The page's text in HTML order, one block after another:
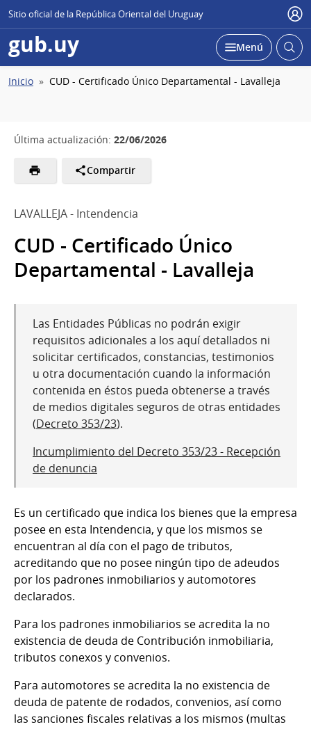
Sitio oficial de la República Oriental del Uruguay
gub.uy Desplegar
Menú Abrir
Ruta
Inicio CUD - Certificado Único Departamental - Lavalleja
Última actualización: 22/06/2026
Compartir
LAVALLEJA - Intendencia
CUD - Certificado Único
Departamental - Lavalleja
Las Entidades Públicas no podrán exigir
requisitos adicionales a los aquí detallados ni
solicitar certificados, constancias, testimonios
u otra documentación cuando la información
contenida en éstos pueda obtenerse a través
de medios digitales seguros de otras entidades
(Decreto 353/23).
Incumplimiento del Decreto 353/23 - Recepción
de denuncia
Es un certificado que indica los bienes que la empresa
posee en esta Intendencia, y que los mismos se
encuentran al día con el pago de tributos,
acreditando que no posee ningún tipo de adeudos
por los padrones inmobiliarios y automotores
declarados.
Para los padrones inmobiliarios se acredita la no
existencia de deuda de Contribución inmobiliaria,
tributos conexos y convenios.
Para automotores se acredita la no existencia de
deuda de patente de rodados, convenios, así como
las sanciones fiscales relativas a los mismos (multas